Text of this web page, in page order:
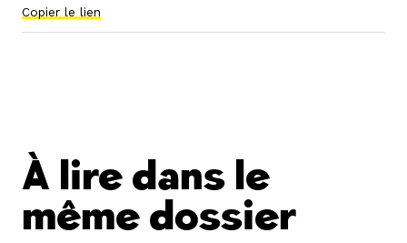
Copier le lien
À lire dans le
même dossier